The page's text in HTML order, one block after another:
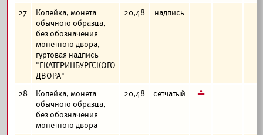
27
Копейка, монета
обычного образца,
без обозначения
монетного двора,
гуртовая надпись
"ЕКАТЕРИНБУРГСКОГО
ДВОРА"
20,48 надпись
28
Копейка, монета
обычного образца,
без обозначения
монетного двора
20,48 сетчатый г